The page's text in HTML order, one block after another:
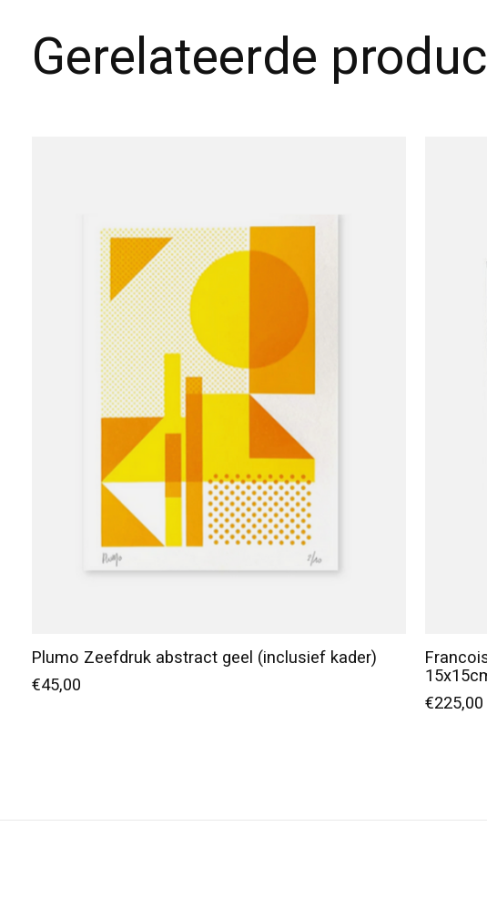
Gerelateerde
Plumo Zeefdruk abstract geel (inclusief kader)
€45,00
€225,00